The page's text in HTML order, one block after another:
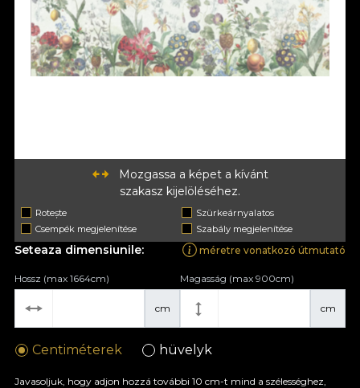
Mozgassa a képet a kívánt
szakasz kijelöléséhez.
Rotește
Szürkeárnyalatos
Csempék megjelenítése
Szabály megjelenítése
Seteaza dimensiunile: méretre vonatkozó útmutató
cm
Hossz (max 1664cm)
cm
Magasság (max 900cm)
Centiméterek hüvelyk
Javasoljuk, hogy adjon hozzá további 10 cm-t mind a szélességhez,